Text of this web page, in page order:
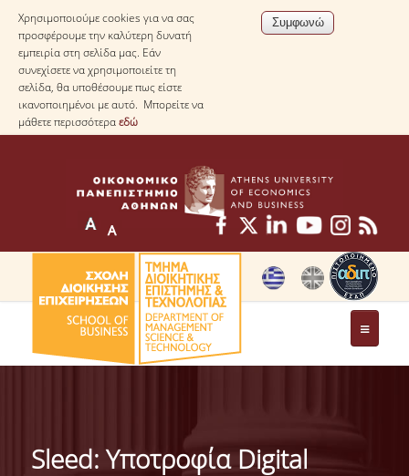
Χρησιμοποιούμε cookies για να σας
προσφέρουμε την καλύτερη δυνατή
εμπειρία στη σελίδα μας. Εάν
συνεχίσετε να χρησιμοποιείτε τη
σελίδα, θα υποθέσουμε πως είστε
ικανοποιημένοι με αυτό. Μπορείτε να
μάθετε περισσότεραεδώ
ΤΟ ΤΜΗΜΑ
ΤΑΥΤΟΤΗΤΑ ΤΟΥ ΤΜΗΜΑΤΟΣ
Sleed: Υποτροφία Digital